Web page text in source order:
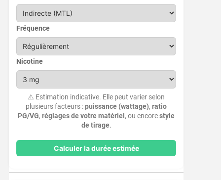
Fréquence
Nicotine
⚠️ Estimation indicative. Elle peut varier selon
plusieurs facteurs :puissance (wattage),ratio
PG/VG,réglages de votre matériel , ou encorestyle
de tirage.
Calculer la durée estimée